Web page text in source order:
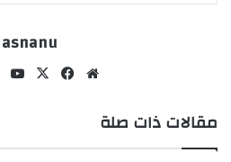
asnanu
موقع
فيسبوك
‫X
مقالات ذات صلة